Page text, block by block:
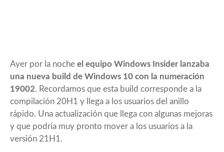
Ayer por la noche el equipo Windows Insider lanzaba
una nueva build de Windows 10 con la numeración
19002. Recordamos que esta build corresponde a la
compilación 20H1 y llega a los usuarios del anillo
rápido. Una actualización que llega con algunas mejoras
y que podría muy pronto mover a los usuarios a la
versión 21H1.